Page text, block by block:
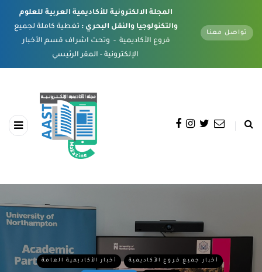
المجلة الالكترونية للأكاديمية العربية للعلوم
والتكنولوجيا والنقل البحري : تغطية كاملة لجميع
فروع الأكاديمية - وتحت اشراف قسم الأخبار
تواصل معنا
أخبار الأكاديمية العامة أخبار جميع فروع الأكاديمية